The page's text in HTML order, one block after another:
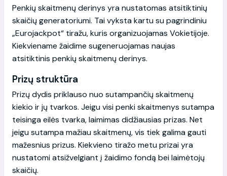
Penkių skaitmenų derinys yra nustatomas atsitiktinių
skaičių generatoriumi. Tai vyksta kartu su pagrindiniu
„Eurojackpot“ tiražu, kuris organizuojamas Vokietijoje.
Kiekviename žaidime sugeneruojamas naujas
atsitiktinis penkių skaitmenų derinys.
Prizų struktūra
Prizų dydis priklauso nuo sutampančių skaitmenų
kiekio ir jų tvarkos. Jeigu visi penki skaitmenys sutampa
teisinga eilės tvarka, laimimas didžiausias prizas. Net
jeigu sutampa mažiau skaitmenų, vis tiek galima gauti
mažesnius prizus. Kiekvieno tiražo metu prizai yra
nustatomi atsižvelgiant į žaidimo fondą bei laimėtojų
skaičių.